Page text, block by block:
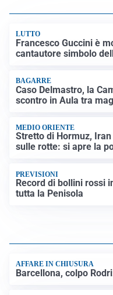
LUTTO
Francesco Guccini è
cantautore simbolo
BAGARRE
Caso Delmastro, la
scontro in Aula tra
MEDIO ORIENTE
Stretto di Hormuz,
sulle rotte: si apre la
PREVISIONI
Record di bollini rossi
tutta la Penisola
AFFARE IN CHIUSURA
Barcellona, colpo